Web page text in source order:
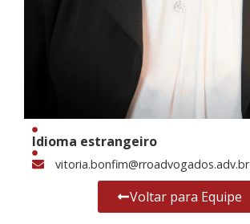
Idioma estrangeiro
vitoria.bonfim@rroadvogados.adv.br
Voltar para Equipe